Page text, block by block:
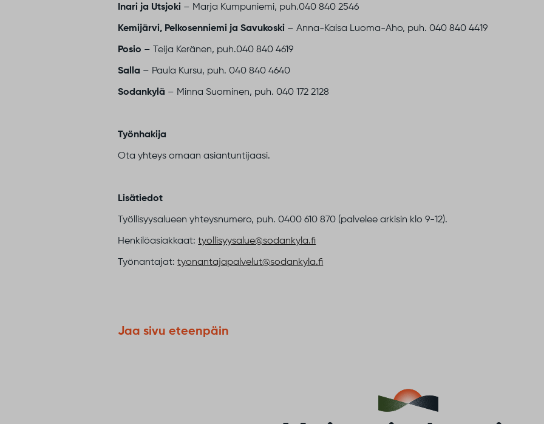
Inari ja Utsjoki – Marja Kumpuniemi, puh.040 840 2546
Kemijärvi, Pelkosenniemi ja Savukoski – Anna-Kaisa Luoma-Aho, puh. 040 840 4419
Posio – Teija Keränen, puh.040 840 4619
Salla – Paula Kursu, puh. 040 840 4640
Sodankylä – Minna Suominen, puh. 040 172 2128
Työnhakija
Ota yhteys omaan asiantuntijaasi.
Lisätiedot
Työllisyysalueen yhteysnumero, puh. 0400 610 870 (palvelee arkisin klo 9-12).
Henkilöasiakkaat:tyollisyysalue@sodankyla.fi
Työnantajat:tyonantajapalvelut@sodankyla.fi
Jaa sivu eteenpäin